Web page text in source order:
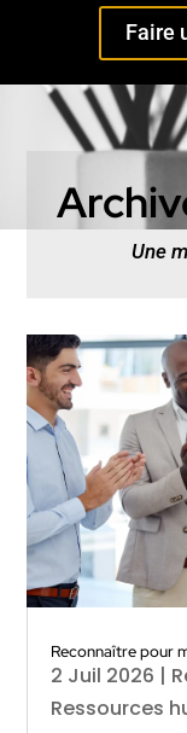
Faire
Une
Reconnaître pour
2 Juil 2026 |
Ressources